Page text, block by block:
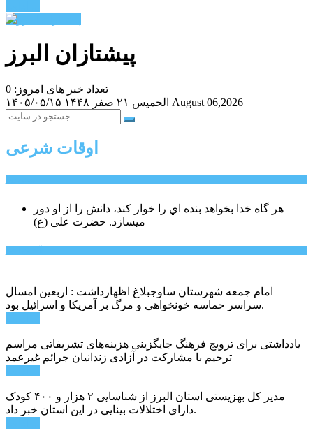
پیشتازان البرز
تعداد خبر های امروز: 0
۱۴۰۵/۰۵/۱۵
الخميس ۲۱ صفر ۱۴۴۸ August 06,2026
اوقات شرعی
هر گاه خدا بخواهد بنده اي را خوار كند، دانش را از او دور
میسازد. حضرت علی (ع)
امام جمعه شهرستان ساوجبلاغ اظهارداشت : اربعین امسال
سراسر حماسه خونخواهی و مرگ بر آمریکا و اسرائیل بود.
یادداشتی برای ترویج فرهنگ جایگزینی هزینه‌های تشریفاتی مراسم
ترحیم با مشارکت در آزادی زندانیان جرائم غیرعمد
مدیر کل بهزیستی استان البرز از شناسایی ۲ هزار و ۴۰۰ کودک
دارای اختلالات بینایی در این استان خبر داد.